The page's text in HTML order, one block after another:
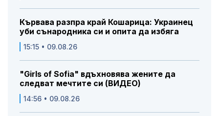
Кървава разпра край Кошарица: Украинец
уби сънародника си и опита да избяга
15:15 • 09.08.26
"Girls of Sofia" вдъхновява жените да
следват мечтите си (ВИДЕО)
14:56 • 09.08.26